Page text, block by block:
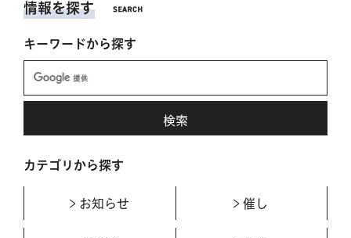
情報を探す
キーワードから探す
カテゴリから探す
お知らせ 催し